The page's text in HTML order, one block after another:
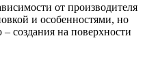
от производителя
и особенностями, но
создания на поверхности